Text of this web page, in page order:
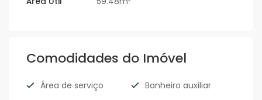
Comodidades do Imóvel
Área de serviço
Banheiro auxiliar